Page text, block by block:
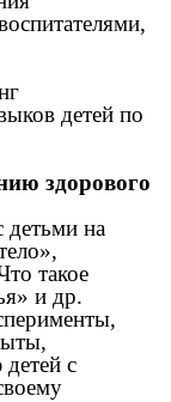
детей по
здорового
детьми на
такое
и др.
с